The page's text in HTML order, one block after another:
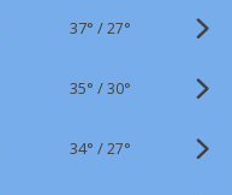
37° /27°
35° /30°
34° /27°